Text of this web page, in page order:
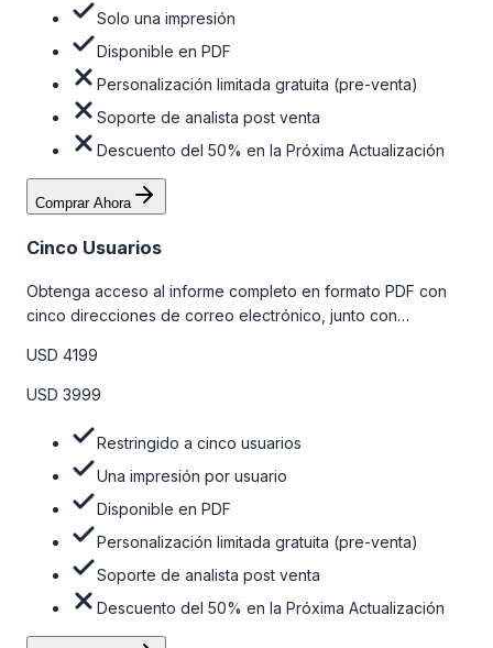
Solo una impresión
Disponible en PDF
Personalización limitada gratuita (pre-venta)
Soporte de analista post venta
Descuento del 50% en la Próxima Actualización
Comprar Ahora
Cinco Usuarios
Obtenga acceso al informe completo en formato PDF con
cinco direcciones de correo electrónico, junto con
venta y el soporte post-venta de nuestros analistas. Para
obtener más información, consulte la tabla de precios a
USD 4199
USD 3999
Restringido a cinco usuarios
Una impresión por usuario
Disponible en PDF
Personalización limitada gratuita (pre-venta)
Soporte de analista post venta
Descuento del 50% en la Próxima Actualización